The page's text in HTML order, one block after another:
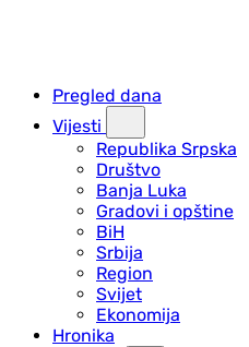
Pregled dana
Vijesti
Republika Srpska
Društvo
Banja Luka
Gradovi i opštine
BiH
Srbija
Region
Svijet
Ekonomija
Hronika